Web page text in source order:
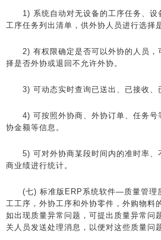
1) 系统自动对无设备的工序任务、设
工序任务列出清单，供外协人员进行选择
2) 有权限确定是否可以外协的人员，
择是否外协或退回不允许外协。
3) 可动态实时查询已送出、已接收、
4) 可按照外协商、外协订单、任务号
协金额等信息。
5) 可对外协商某段时间内的准时率、
商业绩进行统计。
(七) 标准版ERP系统软件—质量管理
工工序，外协工序和外协零件，外购物料
如出现质量异常问题，可提出质量异常问
关人员发送处理消息，以便对这些质量问